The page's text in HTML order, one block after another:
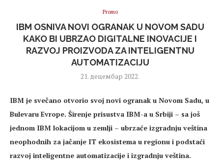
Promo
IBM OSNIVA NOVI OGRANAK U NOVOM SADU
KAKO BI UBRZAO DIGITALNE INOVACIJE I
RAZVOJ PROIZVODA ZA INTELIGENTNU
AUTOMATIZACIJU
21. децембар 2022.
IBM je svečano otvorio svoj novi ogranak u Novom Sadu, u
Bulevaru Evrope. Širenje prisustva IBM-a u Srbiji – sa još
jednom IBM lokacijom u zemlji – ubrzaće izgradnju veština
neophodnih za jačanje IT ekosistema u regionu i podstaći
razvoj inteligentne automatizacije i izgradnju veština.